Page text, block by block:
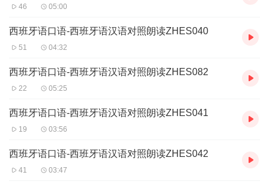
46 05:00
西班牙语口语-西班牙语汉语对照朗读ZHES040
51 04:32
西班牙语口语-西班牙语汉语对照朗读ZHES082
22 05:25
西班牙语口语-西班牙语汉语对照朗读ZHES041
19 03:56
西班牙语口语-西班牙语汉语对照朗读ZHES042
41 03:47